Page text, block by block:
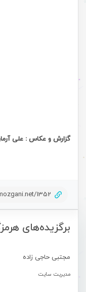
برگزیده‌های
مجتبی حاجی زاده
مدیریت سایت
گزارش و عکاس : علی
1352